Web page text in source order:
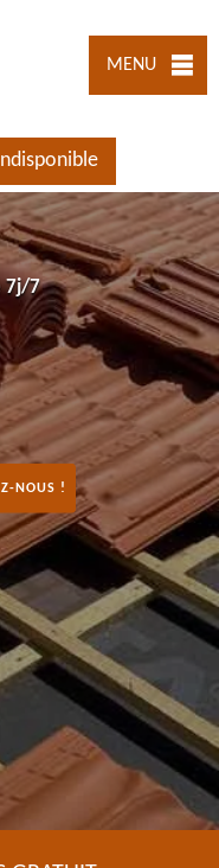
MENU
7j/7
NOUS !